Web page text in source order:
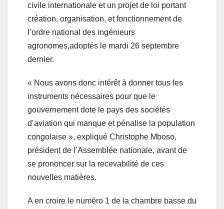
civile internationale et un projet de loi portant
création, organisation, et fonctionnement de
l’ordre national des ingénieurs
agronomes,adoptés le mardi 26 septembre
dernier.
« Nous avons donc intérêt à donner tous les
instruments nécessaires pour que le
gouvernement dote le pays des sociétés
d’aviation qui manque et pénalise la population
congolaise », expliqué Christophe Mboso,
président de l’Assemblée nationale, avant de
se prononcer sur la recevabilité de ces
nouvelles matières.
A en croire le numéro 1 de la chambre basse du